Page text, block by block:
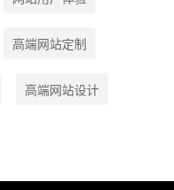
高端网站定制
高端网站设计